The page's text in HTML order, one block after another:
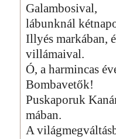
Galambosival,
lábunknál
Illyés markában,
villámaival.
Ó, a harmincas
Bombavetők!
Puskaporuk
mában.
A